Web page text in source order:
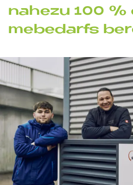
na­he­zu 100
me­be­dar­fs